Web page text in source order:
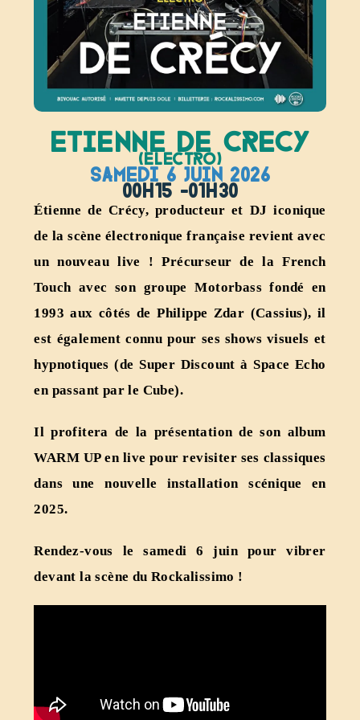
ETIENNE DE CRECY
(ELECTRO)
SAMEDI 6 JUIN 2026
00H15 -01H30
Étienne de Crécy, producteur et DJ iconique
de la scène électronique française revient avec
un nouveau live ! Précurseur de la French
Touch avec son groupe Motorbass fondé en
1993 aux côtés de Philippe Zdar (Cassius), il
est également connu pour ses shows visuels et
hypnotiques (de Super Discount à Space Echo
en passant par le Cube).
Il profitera de la présentation de son album
WARM UP en live pour revisiter ses classiques
dans une nouvelle installation scénique en
2025.
Rendez-vous le samedi 6 juin pour vibrer
devant la scène du Rockalissimo !